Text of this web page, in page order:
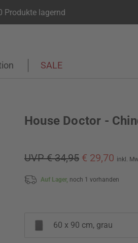
Produkte lagernd
SALE
House Doctor -
UVP € 34,95 € 29,70 inkl.
Auf Lager, noch 1 vorhanden
60 x 90 cm, grau